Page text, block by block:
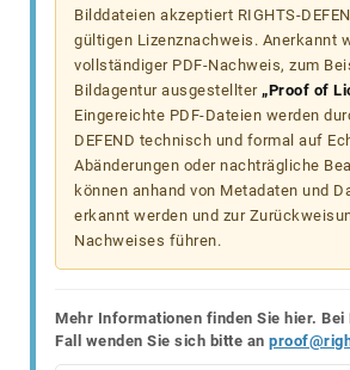
Bilddateien akzeptiert RIGHTS-
gültigen Lizenznachweis. Anerkannt
vollständiger PDF-Nachweis, zum
Bildagentur ausgestellter „Proof of
Eingereichte PDF-Dateien werden
DEFEND technisch und formal auf
Abänderungen oder nachträgliche
können anhand von Metadaten und
erkannt werden und zur
Nachweises führen.
Mehr Informationen finden Sie hier. Bei
Fall wenden Sie sich bitte an